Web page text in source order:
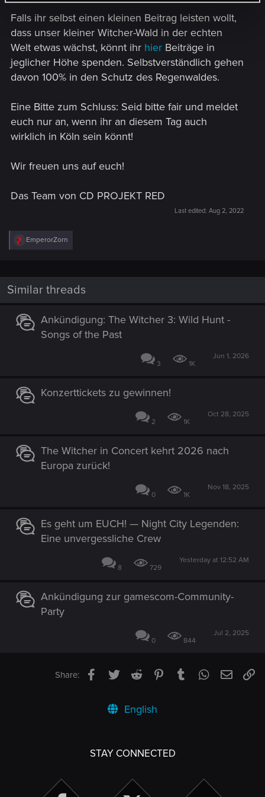
Falls ihr selbst einen kleinen Beitrag leisten wollt,
dass unser kleiner Witcher-Wald in der echten
Welt etwas wächst, könnt ihr hier Beiträge in
jeglicher Höhe spenden. Selbstverständlich gehen
davon 100% in den Schutz des Regenwaldes.
Eine Bitte zum Schluss: Seid bitte fair und meldet
euch nur an, wenn ihr an diesem Tag auch
wirklich in Köln sein könnt!
Wir freuen uns auf euch!
Das Team von CD PROJEKT RED
Last edited: Aug 2, 2022
R
e
t
i
o
n
s
:
EmperorZorn
Similar threads
Ankündigung: The Witcher 3: Wild Hunt -
Songs of the Past
3 1K
Jun 1, 2026
Konzerttickets zu gewinnen!
2 1K
Oct 28, 2025
The Witcher in Concert kehrt 2026 nach
Europa zurück!
0 1K
Nov 18, 2025
Es geht um EUCH! — Night City Legenden:
Eine unvergessliche Crew
8 729
Yesterday at 12:52 AM
Ankündigung zur gamescom-Community-
Party
0 844
Jul 2, 2025
Share: Facebook
TwitterReddit PinterestTumblrWhatsApp
Email
English
STAY CONNECTED